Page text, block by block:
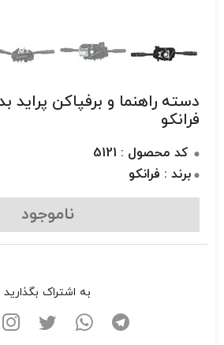
دسته راهنما و برفپاکن پراید
فرانکو
کد محصول : 5121
برند : فرانکو
ناموجود
به اشتراک بگذارید